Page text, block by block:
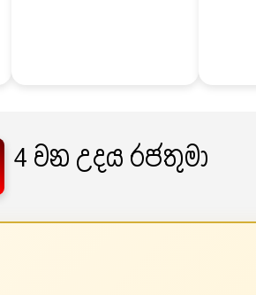
4 වන උදය රජතුමා